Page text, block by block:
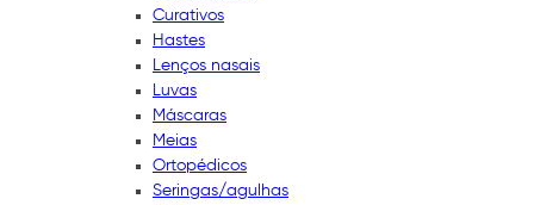
Curativos
Hastes
Lenços nasais
Luvas
Máscaras
Meias
Ortopédicos
Seringas/agulhas